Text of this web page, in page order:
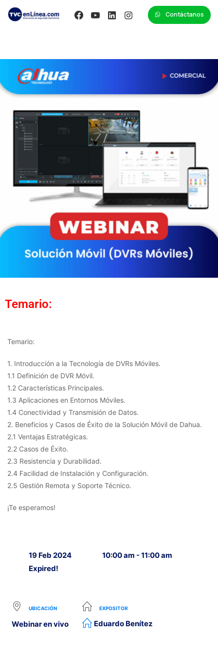
Contáctanos
Temario:
Temario:
1. Introducción a la Tecnología de DVRs Móviles.
1.1 Definición de DVR Móvil.
1.2 Características Principales.
1.3 Aplicaciones en Entornos Móviles.
1.4 Conectividad y Transmisión de Datos.
2. Beneficios y Casos de Éxito de la Solución Móvil de Dahua.
2.1 Ventajas Estratégicas.
2.2 Casos de Éxito.
2.3 Resistencia y Durabilidad.
2.4 Facilidad de Instalación y Configuración.
2.5 Gestión Remota y Soporte Técnico.
¡Te esperamos!
19 Feb 2024
Expired!
10:00 am - 11:00 am
UBICACIÓN
Webinar en vivo
EXPOSITOR
Eduardo Benítez